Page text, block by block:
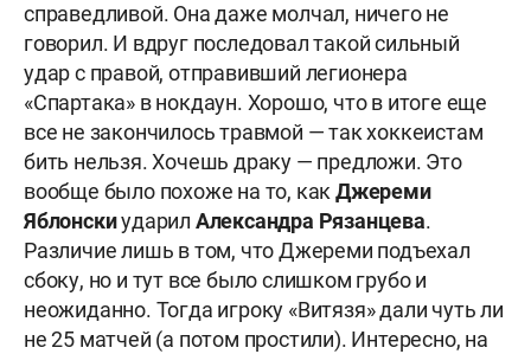
справедливой. Она даже молчал, ничего не
говорил. И вдруг последовал такой сильный
удар с правой, отправивший легионера
«Спартака» в нокдаун. Хорошо, что в итоге еще
все не закончилось травмой — так хоккеистам
бить нельзя. Хочешь драку — предложи. Это
вообще было похоже на то, какДжереми
Яблонскиударил Александра Рязанцева.
Различие лишь в том, что Джереми подъехал
сбоку, но и тут все было слишком грубо и
неожиданно. Тогда игроку «Витязя» дали чуть ли
не 25 матчей (а потом простили). Интересно, на